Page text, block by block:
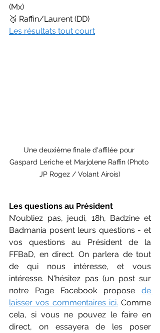
(Mx)
🥉 Raffin/Laurent (DD)
Les résultats tout court
Une deuxième finale d'affilée pour
Gaspard Leriche et Marjolene Raffin (Photo
JP Rogez / Volant Airois)
Les questions au Président
N'oubliez pas, jeudi, 18h, Badzine et
Badmania posent leurs questions - et
vos questions au Président de la
FFBaD, en direct. On parlera de tout
de qui nous intéresse, et vous
intéresse. N'hésitez pas (un post sur
notre Page Facebook propose de
laisser vos commentaires ici. Comme
cela, si vous ne pouvez le faire en
direct, on essayera de les poser